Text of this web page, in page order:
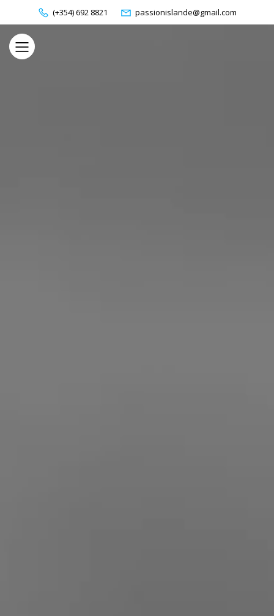
(+354) 692 8821 passionislande@gmail.com